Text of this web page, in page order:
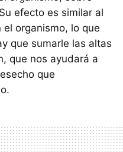
efecto es similar al
organismo, lo que
que sumarle las altas
que nos ayudará a
que